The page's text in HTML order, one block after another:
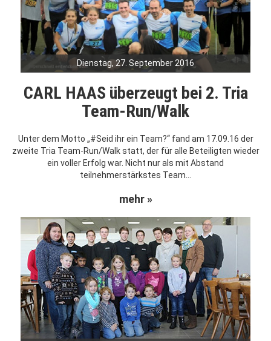
Dienstag, 27. September 2016
CARL HAAS überzeugt bei 2. Tria
Team-Run/Walk
Unter dem Motto „#Seid ihr ein Team?“ fand am 17.09.16 der
zweite Tria Team-Run/Walk statt, der für alle Beteiligten wieder
ein voller Erfolg war. Nicht nur als mit Abstand
teilnehmerstärkstes Team...
mehr »